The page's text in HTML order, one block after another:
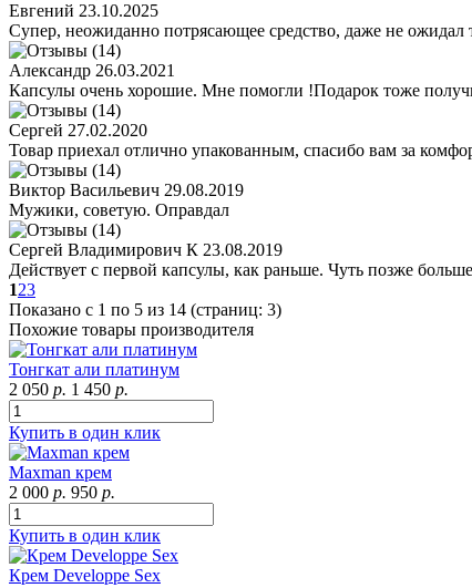
Евгений 23.10.2025
Супер, неожиданно потрясающее средство, даже не ожидал
Александр 26.03.2021
Капсулы очень хорошие. Мне помогли !Подарок тоже
Сергей 27.02.2020
Товар приехал отлично упакованным, спасибо вам за
Виктор Васильевич 29.08.2019
Мужики, советую. Оправдал
Сергей Владимирович К 23.08.2019
Действует с первой капсулы, как раньше. Чуть позже
123
Показано с 1 по 5 из 14 (страниц: 3)
Похожие товары производителя
Тонгкат али платинум
2 050 р. 1 450 р.
Купить в один клик
Maxman крем
2 000 р. 950 р.
Купить в один клик
Крем Developpe Sex